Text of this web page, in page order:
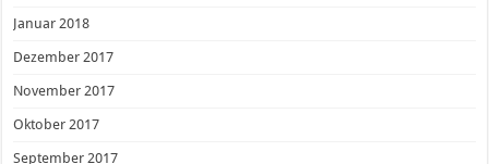
Januar 2018
Dezember 2017
November 2017
Oktober 2017
September 2017